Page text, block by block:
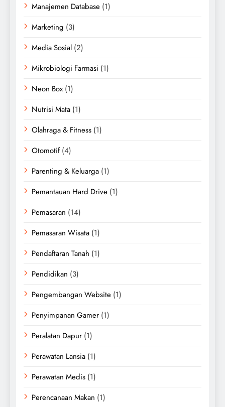
Manajemen Database (1)
Marketing (3)
Media Sosial (2)
Mikrobiologi Farmasi (1)
Neon Box (1)
Nutrisi Mata (1)
Olahraga & Fitness (1)
Otomotif(4)
Parenting & Keluarga (1)
Pemantauan Hard Drive (1)
Pemasaran (14)
Pemasaran Wisata (1)
Pendaftaran Tanah (1)
Pendidikan (3)
Pengembangan Website (1)
Penyimpanan Gamer (1)
Peralatan Dapur (1)
Perawatan Lansia (1)
Perawatan Medis (1)
Perencanaan Makan (1)